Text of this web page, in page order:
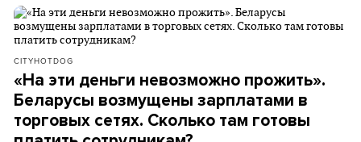
CITYHOTDOG
«На эти деньги невозможно прожить».
Беларусы возмущены зарплатами в
торговых сетях. Сколько там готовы